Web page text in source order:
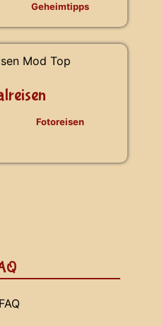
Geheimtipps
Fotoreisen